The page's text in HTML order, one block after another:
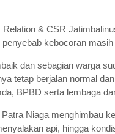
& CSR
kebocoran
dan sebagian warga
tetap berjalan normal
BPBD serta lembaga
Niaga menghimbau
api, hingga